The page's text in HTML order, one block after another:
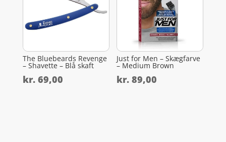
The Bluebeards Revenge
– Shavette – Blå skaft
kr.69,00
Just for Men – Skægfarve
– Medium Brown
kr. 89,00